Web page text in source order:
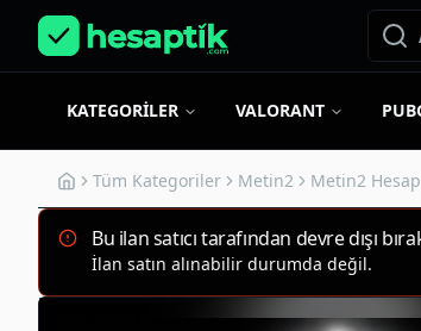
KATEGORİLER VALORANT
Tüm Kategoriler Metin2 Metin2 Hesap
Bu ilan satıcı tarafından devre dışı
İlan satın alınabilir durumda değil.